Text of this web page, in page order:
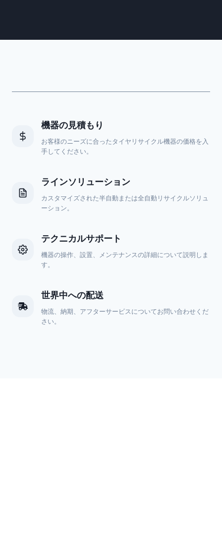
機器の見積もり
お客様のニーズに合ったタイヤリサイクル機器の価格を入
手してください。
ラインソリューション
カスタマイズされた半自動または全自動リサイクルソリュ
ーション。
テクニカルサポート
機器の操作、設置、メンテナンスの詳細について説明しま
す。
世界中への配送
物流、納期、アフターサービスについてお問い合わせくだ
さい。